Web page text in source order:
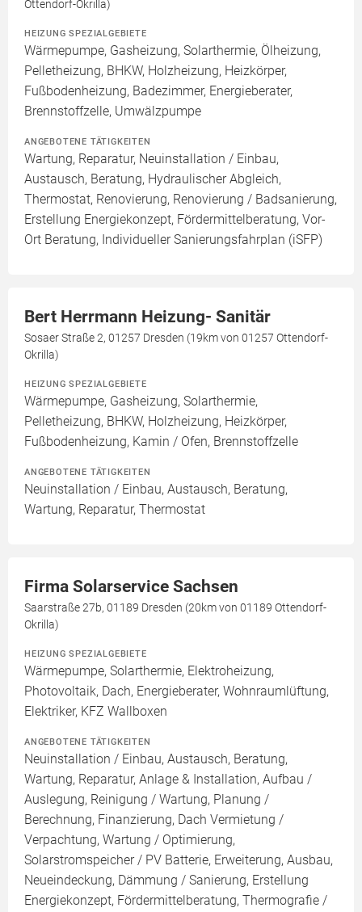
Ottendorf-Okrilla)
HEIZUNG SPEZIALGEBIETE
Wärmepumpe, Gasheizung, Solarthermie, Ölheizung,
Pelletheizung, BHKW, Holzheizung, Heizkörper,
Fußbodenheizung, Badezimmer, Energieberater,
Brennstoffzelle, Umwälzpumpe
ANGEBOTENE TÄTIGKEITEN
Wartung, Reparatur, Neuinstallation / Einbau,
Austausch, Beratung, Hydraulischer Abgleich,
Thermostat, Renovierung, Renovierung / Badsanierung,
Erstellung Energiekonzept, Fördermittelberatung, Vor-
Ort Beratung, Individueller Sanierungsfahrplan (iSFP)
Bert Herrmann Heizung- Sanitär
Sosaer Straße 2, 01257 Dresden (19km von 01257 Ottendorf-
Okrilla)
HEIZUNG SPEZIALGEBIETE
Wärmepumpe, Gasheizung, Solarthermie,
Pelletheizung, BHKW, Holzheizung, Heizkörper,
Fußbodenheizung, Kamin / Ofen, Brennstoffzelle
ANGEBOTENE TÄTIGKEITEN
Neuinstallation / Einbau, Austausch, Beratung,
Wartung, Reparatur, Thermostat
Firma Solarservice Sachsen
Saarstraße 27b, 01189 Dresden (20km von 01189 Ottendorf-
Okrilla)
HEIZUNG SPEZIALGEBIETE
Wärmepumpe, Solarthermie, Elektroheizung,
Photovoltaik, Dach, Energieberater, Wohnraumlüftung,
Elektriker, KFZ Wallboxen
ANGEBOTENE TÄTIGKEITEN
Neuinstallation / Einbau, Austausch, Beratung,
Wartung, Reparatur, Anlage & Installation, Aufbau /
Auslegung, Reinigung / Wartung, Planung /
Berechnung, Finanzierung, Dach Vermietung /
Verpachtung, Wartung / Optimierung,
Solarstromspeicher / PV Batterie, Erweiterung, Ausbau,
Neueindeckung, Dämmung / Sanierung, Erstellung
Energiekonzept, Fördermittelberatung, Thermografie /